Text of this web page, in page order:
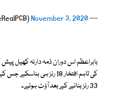
— Pakistan Cricket (@TheRealPCB)
November 3, 2020
33 رنز بنانے کے بعد آؤٹ ہوئے۔